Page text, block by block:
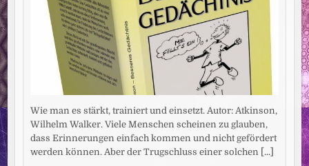
Wie man es stärkt, trainiert und einsetzt. Autor: Atkinson,
Wilhelm Walker. Viele Menschen scheinen zu glauben,
dass Erinnerungen einfach kommen und nicht gefördert
werden können. Aber der Trugschluss einer solchen
[...]